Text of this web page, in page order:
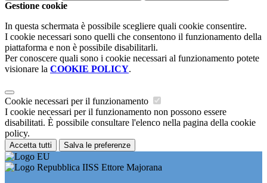
Gestione cookie
In questa schermata è possibile scegliere quali cookie consentire.
I cookie necessari sono quelli che consentono il funzionamento della
piattaforma e non è possibile disabilitarli.
Per conoscere quali sono i cookie necessari al funzionamento potete
visionare la COOKIE POLICY.
Cookie necessari per il funzionamento
I cookie necessari per il funzionamento non possono essere
disabilitati. È possibile consultare l'elenco nella pagina della cookie
policy.
Accetta tutti Salva le preferenze
IISS Ettore Majorana